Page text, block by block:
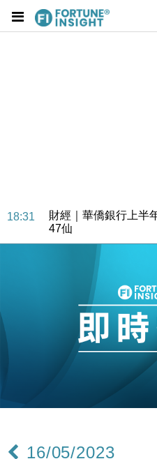
18:31
財經｜華僑銀行上半
47仙
財經｜滙豐上調香港
及消費表現
本地｜假冒內地執法
損失近6900萬元
財經｜日經失守6.5
15:47
財經｜恒隆10月換帥
財經｜韓股反覆波動
16/05/2023